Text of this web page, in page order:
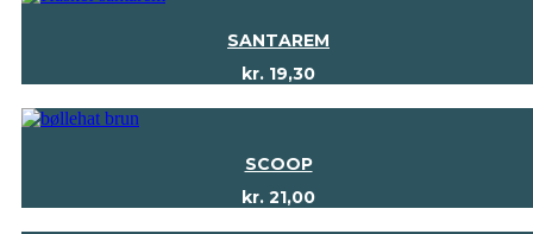
SANTAREM
kr. 19,30
SCOOP
kr. 21,00